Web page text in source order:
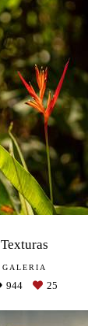
Texturas
GALERIA
944 25